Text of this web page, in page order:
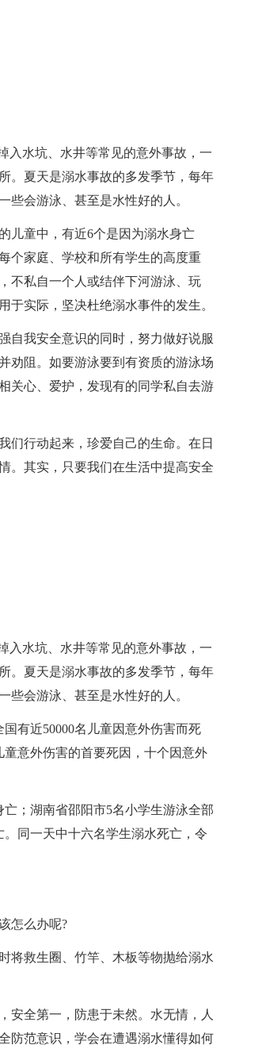
入水坑、水井等常见的意外事故，一
。夏天是溺水事故的多发季节，每年
些会游泳、甚至是水性好的人。
儿童中，有近6个是因为溺水身亡
个家庭、学校和所有学生的高度重
不私自一个人或结伴下河游泳、玩
实际，坚决杜绝溺水事件的发生。
自我安全意识的同时，努力做好说服
劝阻。如要游泳要到有资质的游泳场
关心、爱护，发现有的同学私自去游
们行动起来，珍爱自己的生命。在日
。其实，只要我们在生活中提高安全
入水坑、水井等常见的意外事故，一
。夏天是溺水事故的多发季节，每年
些会游泳、甚至是水性好的人。
有近50000名儿童因意外伤害而死
意外伤害的首要死因，十个因意外
；湖南省邵阳市5名小学生游泳全部
同一天中十六名学生溺水死亡，令
怎么办呢?
将救生圈、竹竿、木板等物抛给溺水
安全第一，防患于未然。水无情，人
防范意识，学会在遭遇溺水懂得如何